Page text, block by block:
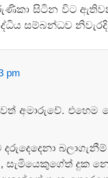
සිටින විට
සම්බන්ධව
pm
අමාරුවේ.
සැමියෙකුගේත් දුක